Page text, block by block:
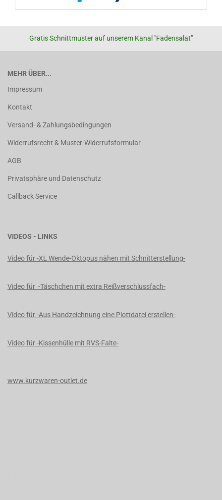
Gratis Schnittmuster auf unserem Kanal "Fadensalat"
MEHR ÜBER...
Impressum
Kontakt
Versand- & Zahlungsbedingungen
Widerrufsrecht & Muster-Widerrufsformular
AGB
Privatsphäre und Datenschutz
Callback Service
VIDEOS - LINKS
Video für -XL Wende-Oktopus nähen mit Schnitterstellung-
Video für -Täschchen mit extra Reißverschlussfach-
Video für -Aus Handzeichnung eine Plottdatei erstellen-
Video für -Kissenhülle mit RVS-Falte-
www.kurzwaren-outlet.de